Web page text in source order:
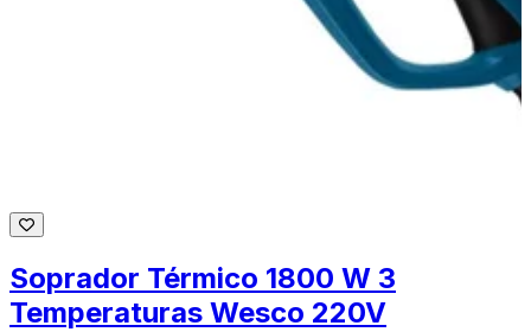
Soprador Térmico 1800 W 3
Temperaturas Wesco 220V